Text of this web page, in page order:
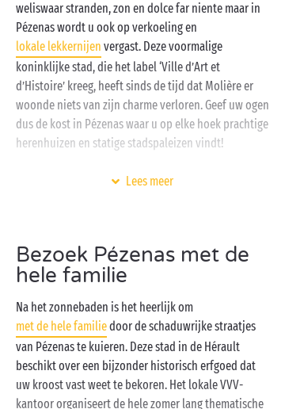
weliswaar stranden, zon en dolce far niente maar in
Pézenas wordt u ook op verkoeling en
lokale lekkernijen vergast. Deze voormalige
koninklijke stad, die het label ‘Ville d’Art et
d’Histoire’ kreeg, heeft sinds de tijd dat Molière er
woonde niets van zijn charme verloren. Geef uw ogen
dus de kost in Pézenas waar u op elke hoek prachtige
herenhuizen en statige stadspaleizen vindt!
Ondertussen verblijft u op een van onze campings op
ingerichtestacaravanof op een schaduwrijke
kampeerplaatsvoelt u zich meteen thuis. U geniet
verwarmde zwembaden metwaterglijbanen
velden, degratis animatieen het aanbod aan
kwaliteitsdiensten. U krijgt een royale vakantie op
uw Sandaya-camping!
Lees meer
Bezoek Pézenas met de
hele familie
Na het zonnebaden is het heerlijk om
met de hele familiedoor de schaduwrijke straatjes
van Pézenas te kuieren. Deze stad in de Hérault
beschikt over een bijzonder historisch erfgoed dat
uw kroost vast weet te bekoren. Het lokale VVV-
kantoor organiseert de hele zomer lang thematische